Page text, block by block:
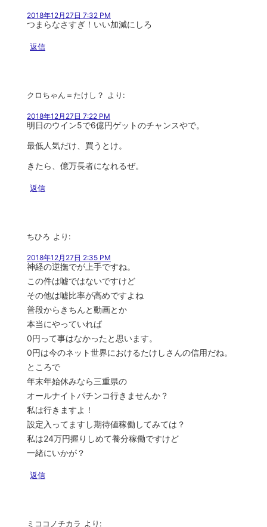
2018年12月27日 7:32 PM
つまらなさすぎ！いい加減にしろ
返信
クロちゃん＝たけし？ より:
2018年12月27日 7:22 PM
明日のウイン5で6億円ゲットのチャンスやで。
最低人気だけ、買うとけ。
きたら、億万長者になれるぜ。
返信
ちひろ より:
2018年12月27日 2:35 PM
神経の逆撫でが上手ですね。
この件は嘘ではないですけど
その他は嘘比率が高めですよね
普段からきちんと動画とか
本当にやっていれば
0円って事はなかったと思います。
0円は今のネット世界におけるたけしさんの信用だね。
ところで
年末年始休みなら三重県の
オールナイトパチンコ行きませんか？
私は行きますよ！
設定入ってますし期待値稼働してみては？
私は24万円握りしめて養分稼働ですけど
一緒にいかが？
返信
ミココノチカラ より: